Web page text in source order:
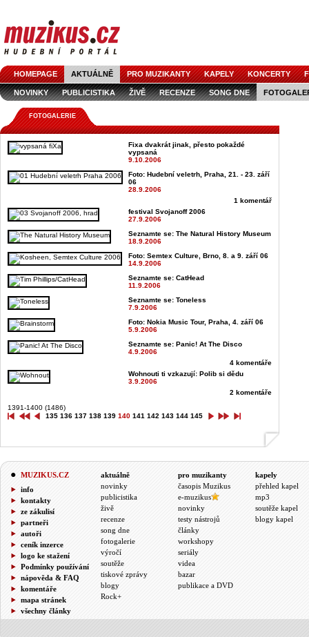
HOMEPAGE AKTUÁLNĚ PRO MUZIKANTY KAPELY KONCERTY
NOVINKY PUBLICISTIKA ŽIVĚ RECENZE SONG DNE
FOTOGALERIE
Fixa dvakrát jinak, přesto pokaždé
vypsaná
9.10.2006
Foto: Hudební veletrh, Praha, 21. - 23. září
06
28.9.2006
1 komentář
festival Svojanoff 2006
27.9.2006
Seznamte se: The Natural History Museum
18.9.2006
Foto: Semtex Culture, Brno, 8. a 9. září 06
14.9.2006
Seznamte se: CatHead
11.9.2006
Seznamte se: Toneless
7.9.2006
Foto: Nokia Music Tour, Praha, 4. září 06
5.9.2006
Seznamte se: Panic! At The Disco
4.9.2006
4 komentáře
Wohnouti ti vzkazují: Polib si dědu
3.9.2006
2 komentáře
1391-1400 (1486)
135 136 137 138 139 140 141 142 143 144 145
MUZIKUS.CZ
info
kontakty
ze zákulisí
partneři
autoři
ceník inzerce
logo ke stažení
Podmínky používání
nápověda & FAQ
komentáře
mapa stránek
všechny články
aktuálně
novinky
publicistika
živě
recenze
song dne
fotogalerie
výročí
soutěže
tiskové zprávy
blogy
Rock+
pro muzikanty
časopis Muzikus
e-muzikus
novinky
testy nástrojů
články
workshopy
seriály
videa
bazar
publikace a DVD
kapely
přehled kapel
mp3
soutěže kapel
blogy kapel